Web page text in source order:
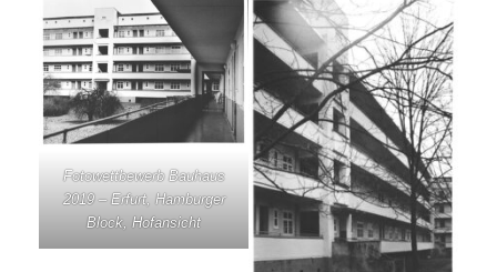
Fotowettbewerb Bauhaus
2019 – Erfurt, Hamburger
Block, Hofansicht